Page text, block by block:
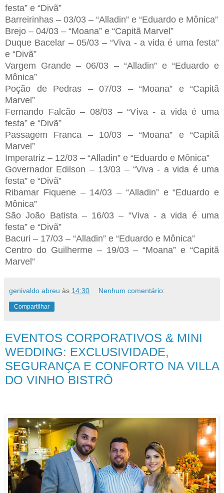
festa” e “Divã”
Barreirinhas – 03/03 – “Alladin” e “Eduardo e Mônica”
Brejo – 04/03 – “Moana” e “Capitã Marvel”
Duque Bacelar – 05/03 – “Viva - a vida é uma festa”
e “Divã”
Vargem Grande – 06/03 – “Alladin” e “Eduardo e
Mônica”
Poção de Pedras – 07/03 – “Moana” e “Capitã
Marvel”
Fernando Falcão – 08/03 – “Viva - a vida é uma
festa” e “Divã”
Passagem Franca – 10/03 – “Moana” e “Capitã
Marvel”
Imperatriz – 12/03 – “Alladin” e “Eduardo e Mônica”
Governador Edilson – 13/03 – “Viva - a vida é uma
festa” e “Divã”
Ribamar Fiquene – 14/03 – “Alladin” e “Eduardo e
Mônica”
São João Batista – 16/03 – “Viva - a vida é uma
festa” e “Divã”
Bacuri – 17/03 – “Alladin” e “Eduardo e Mônica”
Centro do Guilherme – 19/03 – “Moana” e “Capitã
Marvel”
genivaldo abreu às 14:30 Nenhum comentário:
Compartilhar
EVENTOS CORPORATIVOS & MINI
WEDDING: EXCLUSIVIDADE,
SEGURANÇA E CONFORTO NA VILLA
DO VINHO BISTRÔ